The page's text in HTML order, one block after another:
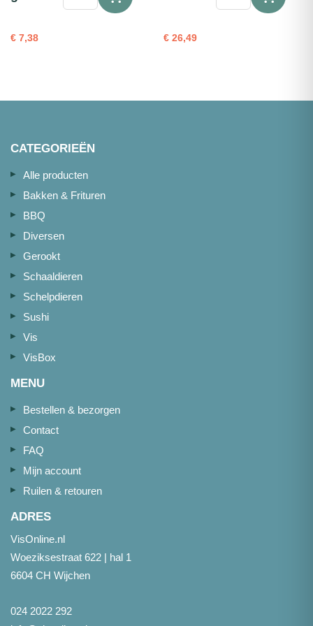
€ 7,38 € 26,49
CATEGORIEËN
Alle producten
Bakken & Frituren
BBQ
Diversen
Gerookt
Schaaldieren
Schelpdieren
Sushi
Vis
VisBox
MENU
Bestellen & bezorgen
Contact
FAQ
Mijn account
Ruilen & retouren
ADRES
VisOnline.nl
Woeziksestraat 622 | hal 1
6604 CH Wijchen
024 2022 292